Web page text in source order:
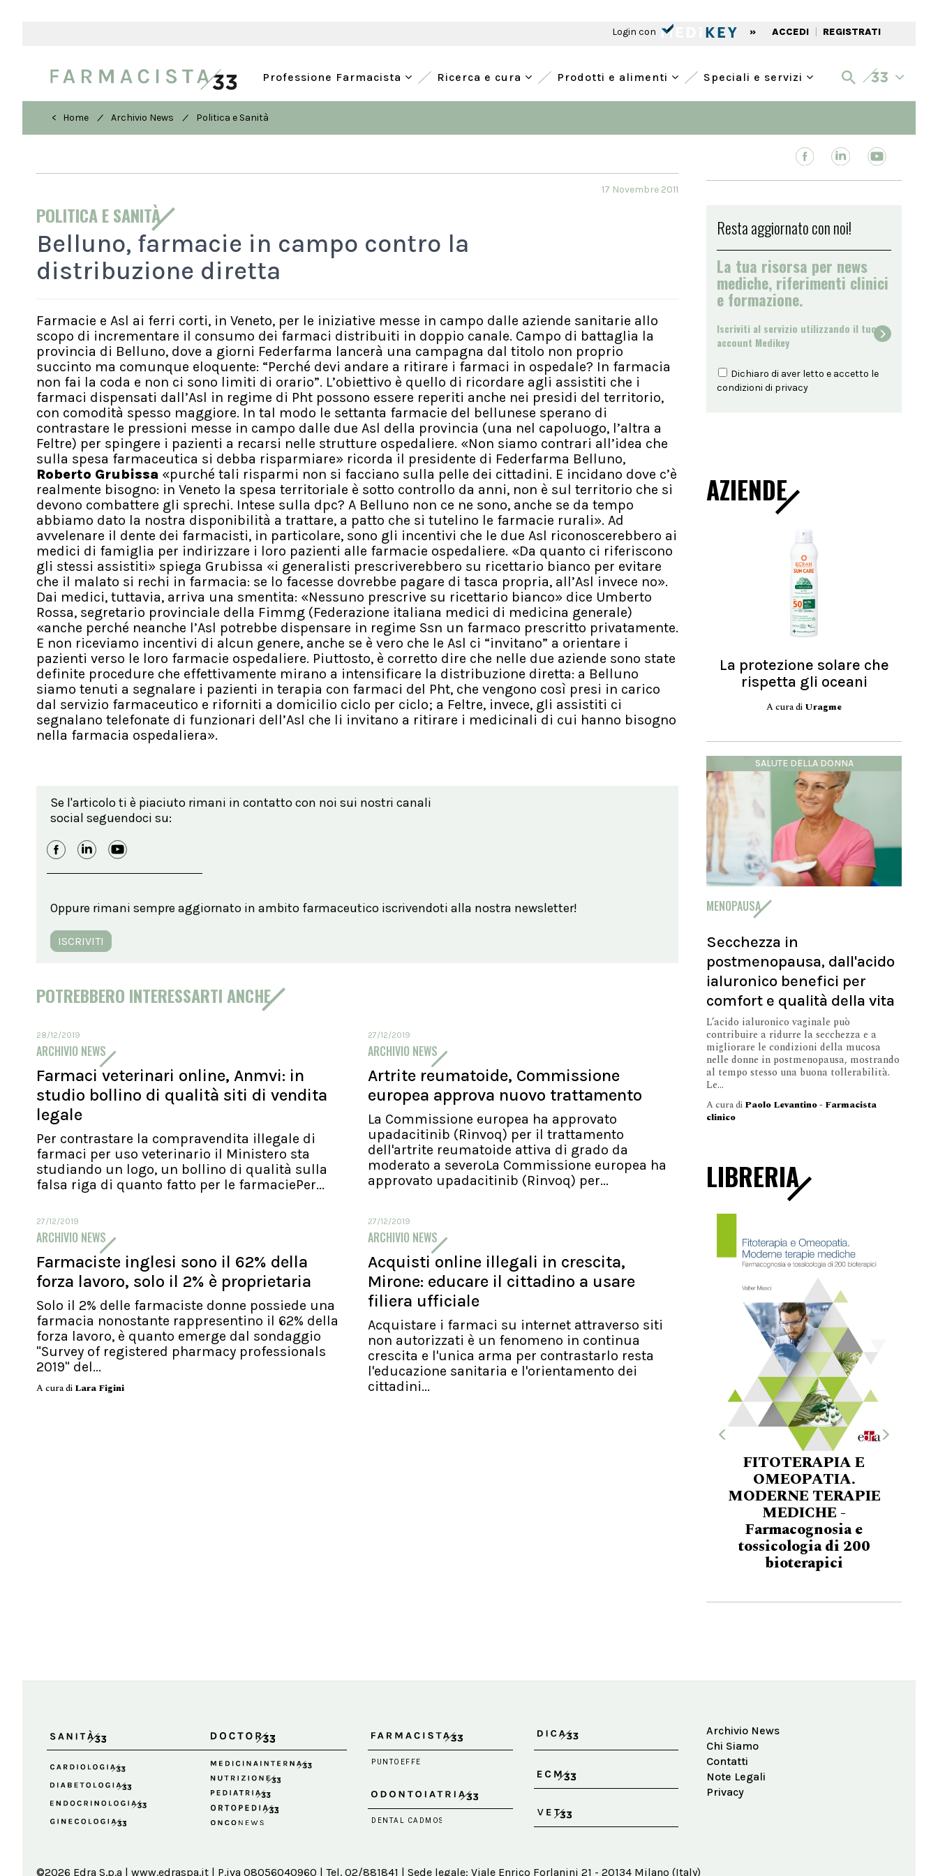
Login con » ACCEDI | REGISTRATI
Professione Farmacista Ricerca e cura Prodotti e alimenti Speciali e servizi
< Home / Archivio News / Politica e Sanità
POLITICA E SANITÀ
17 Novembre 2011
Belluno, farmacie in campo contro la
distribuzione diretta
Farmacie e Asl ai ferri corti, in Veneto, per le iniziative messe in campo dalle aziende sanitarie allo
scopo di incrementare il consumo dei farmaci distribuiti in doppio canale. Campo di battaglia la
provincia di Belluno, dove a giorni Federfarma lancerà una campagna dal titolo non proprio
succinto ma comunque eloquente: “Perché devi andare a ritirare i farmaci in ospedale? In farmacia
non fai la coda e non ci sono limiti di orario”. L’obiettivo è quello di ricordare agli assistiti che i
farmaci dispensati dall’Asl in regime di Pht possono essere reperiti anche nei presidi del territorio,
con comodità spesso maggiore. In tal modo le settanta farmacie del bellunese sperano di
contrastare le pressioni messe in campo dalle due Asl della provincia (una nel capoluogo, l’altra a
Feltre) per spingere i pazienti a recarsi nelle strutture ospedaliere. «Non siamo contrari all’idea che
sulla spesa farmaceutica si debba risparmiare» ricorda il presidente di Federfarma Belluno,
Roberto Grubissa «purché tali risparmi non si facciano sulla pelle dei cittadini. E incidano dove c’è
realmente bisogno: in Veneto la spesa territoriale è sotto controllo da anni, non è sul territorio che si
devono combattere gli sprechi. Intese sulla dpc? A Belluno non ce ne sono, anche se da tempo
abbiamo dato la nostra disponibilità a trattare, a patto che si tutelino le farmacie rurali». Ad
avvelenare il dente dei farmacisti, in particolare, sono gli incentivi che le due Asl riconoscerebbero ai
medici di famiglia per indirizzare i loro pazienti alle farmacie ospedaliere. «Da quanto ci riferiscono
gli stessi assistiti» spiega Grubissa «i generalisti prescriverebbero su ricettario bianco per evitare
che il malato si rechi in farmacia: se lo facesse dovrebbe pagare di tasca propria, all’Asl invece no».
Dai medici, tuttavia, arriva una smentita: «Nessuno prescrive su ricettario bianco» dice Umberto
Rossa, segretario provinciale della Fimmg (Federazione italiana medici di medicina generale)
«anche perché neanche l’Asl potrebbe dispensare in regime Ssn un farmaco prescritto privatamente.
E non riceviamo incentivi di alcun genere, anche se è vero che le Asl ci “invitano” a orientare i
pazienti verso le loro farmacie ospedaliere. Piuttosto, è corretto dire che nelle due aziende sono state
definite procedure che effettivamente mirano a intensificare la distribuzione diretta: a Belluno
siamo tenuti a segnalare i pazienti in terapia con farmaci del Pht, che vengono così presi in carico
dal servizio farmaceutico e riforniti a domicilio ciclo per ciclo; a Feltre, invece, gli assistiti ci
segnalano telefonate di funzionari dell’Asl che li invitano a ritirare i medicinali di cui hanno bisogno
nella farmacia ospedaliera».
Se l'articolo ti è piaciuto rimani in contatto con noi sui nostri canali
social seguendoci su:
Oppure rimani sempre aggiornato in ambito farmaceutico iscrivendoti alla nostra newsletter!
ISCRIVITI
POTREBBERO INTERESSARTI ANCHE
28/12/2019
ARCHIVIO NEWS
Farmaci veterinari online, Anmvi: in
studio bollino di qualità siti di vendita
legale
Per contrastare la compravendita illegale di
farmaci per uso veterinario il Ministero sta
studiando un logo, un bollino di qualità sulla
falsa riga di quanto fatto per le farmaciePer...
27/12/2019
ARCHIVIO NEWS
Artrite reumatoide, Commissione
europea approva nuovo trattamento
La Commissione europea ha approvato
upadacitinib (Rinvoq) per il trattamento
dell'artrite reumatoide attiva di grado da
moderato a severoLa Commissione europea ha
approvato upadacitinib (Rinvoq) per...
27/12/2019
ARCHIVIO NEWS
Farmaciste inglesi sono il 62% della
forza lavoro, solo il 2% è proprietaria
Solo il 2% delle farmaciste donne possiede una
farmacia nonostante rappresentino il 62% della
forza lavoro, è quanto emerge dal sondaggio
"Survey of registered pharmacy professionals
2019" del...
A cura di Lara Figini
27/12/2019
ARCHIVIO NEWS
Acquisti online illegali in crescita,
Mirone: educare il cittadino a usare
filiera ufficiale
Acquistare i farmaci su internet attraverso siti
non autorizzati è un fenomeno in continua
crescita e l'unica arma per contrastarlo resta
l'educazione sanitaria e l'orientamento dei
cittadini...
Resta aggiornato con noi!
La tua risorsa per news
mediche, riferimenti clinici
e formazione.
Iscriviti al servizio utilizzando il tuo
account Medikey
Dichiaro di aver letto e accetto le
condizioni di privacy
AZIENDE
La protezione solare che
rispetta gli oceani
A cura di Uragme
SALUTE DELLA DONNA
MENOPAUSA
Secchezza in
postmenopausa, dall'acido
ialuronico benefici per
comfort e qualità della vita
L’acido ialuronico vaginale può
contribuire a ridurre la secchezza e a
migliorare le condizioni della mucosa
nelle donne in postmenopausa, mostrando
al tempo stesso una buona tollerabilità.
Le...
A cura di Paolo Levantino - Farmacista
clinico
LIBRERIA
FITOTERAPIA E
OMEOPATIA.
MODERNE TERAPIE
MEDICHE -
Farmacognosia e
tossicologia di 200
bioterapici
Archivio News
Chi Siamo
Contatti
Note Legali
Privacy
©2026 Edra S.p.a | www.edraspa.it | P.iva 08056040960 | Tel. 02/881841 | Sede legale: Viale Enrico Forlanini 21 - 20134 Milano (Italy)